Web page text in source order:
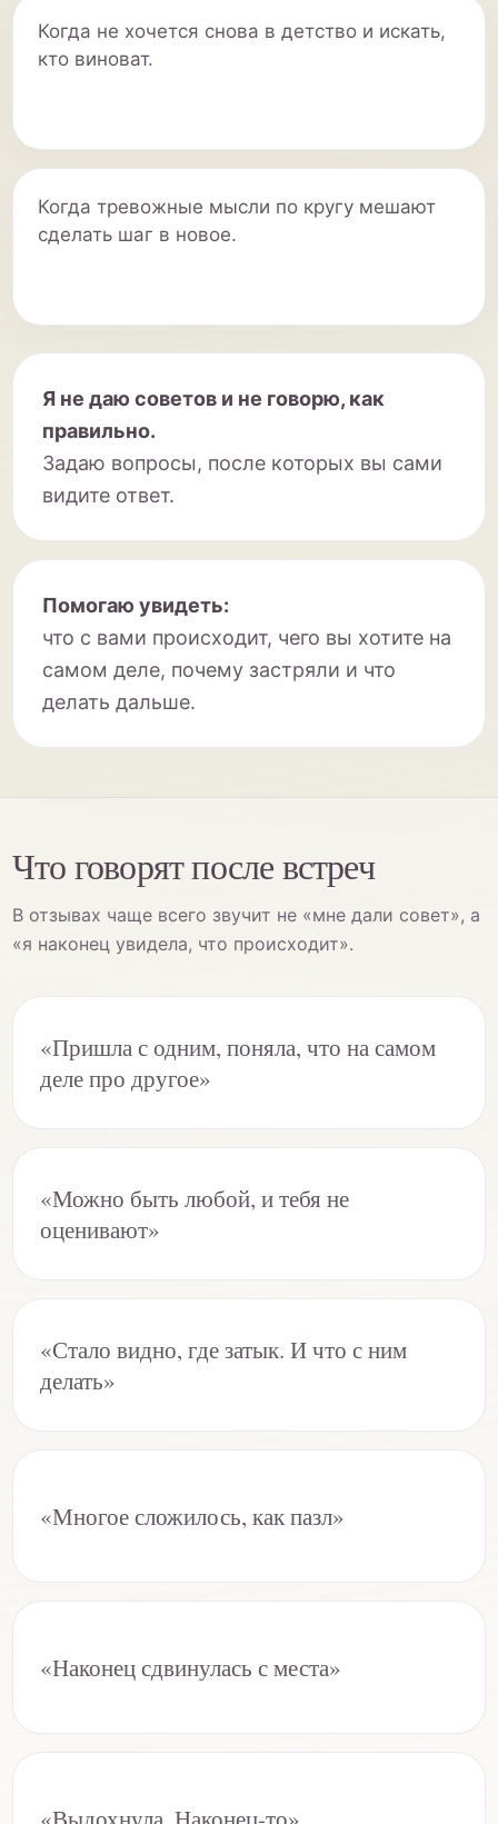
Когда не хочется снова в детство и искать,
кто виноват.
Когда тревожные мысли по кругу мешают
сделать шаг в новое.
Я не даю советов и не говорю, как
правильно.
Задаю вопросы, после которых вы сами
видите ответ.
Помогаю увидеть:
что с вами происходит, чего вы хотите на
самом деле, почему застряли и что
делать дальше.
Что говорят после встреч
В отзывах чаще всего звучит не «мне дали совет», а
«я наконец увидела, что происходит».
«Пришла с одним, поняла, что на самом
деле про другое»
«Можно быть любой, и тебя не
оценивают»
«Стало видно, где затык. И что с ним
делать»
«Многое сложилось, как пазл»
«Наконец сдвинулась с места»